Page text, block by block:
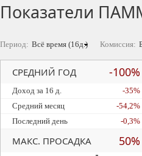
Показатели
Период: Комиссия:
СРЕДНИЙ ГОД -100%
Доход за 16 д.
-35%
Средний месяц
-54,2%
Последний день
-0,3%
МАКС. ПРОСАДКА 50%